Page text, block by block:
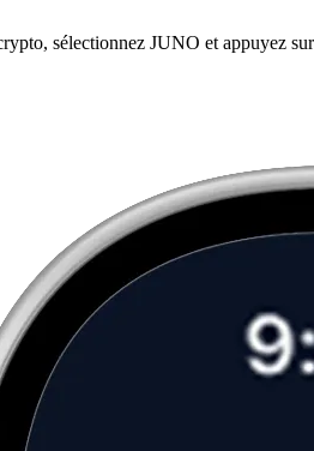
sélectionnez JUNO et appuyez sur